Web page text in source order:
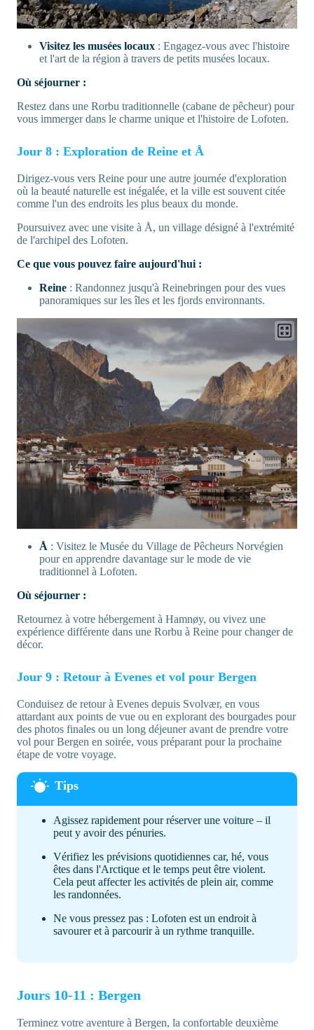
Visitez les musées locaux : Engagez-vous avec l'histoire
et l'art de la région à travers de petits musées locaux.
Où séjourner :
Restez dans une Rorbu traditionnelle (cabane de pêcheur) pour
vous immerger dans le charme unique et l'histoire de Lofoten.
Jour 8 : Exploration de Reine et Å
Dirigez-vous vers Reine pour une autre journée d'exploration
où la beauté naturelle est inégalée, et la ville est souvent citée
comme l'un des endroits les plus beaux du monde.
Poursuivez avec une visite à Å, un village désigné à l'extrémité
de l'archipel des Lofoten.
Ce que vous pouvez faire aujourd'hui :
Reine : Randonnez jusqu'à Reinebringen pour des vues
panoramiques sur les îles et les fjords environnants.
Å : Visitez le Musée du Village de Pêcheurs Norvégien
pour en apprendre davantage sur le mode de vie
traditionnel à Lofoten.
Où séjourner :
Retournez à votre hébergement à Hamnøy, ou vivez une
expérience différente dans une Rorbu à Reine pour changer de
décor.
Jour 9 : Retour à Evenes et vol pour Bergen
Conduisez de retour à Evenes depuis Svolvær, en vous
attardant aux points de vue ou en explorant des bourgades pour
des photos finales ou un long déjeuner avant de prendre votre
vol pour Bergen en soirée, vous préparant pour la prochaine
étape de votre voyage.
Agissez rapidement pour réserver une voiture – il
peut y avoir des pénuries.
Vérifiez les prévisions quotidiennes car, hé, vous
êtes dans l'Arctique et le temps peut être violent.
Cela peut affecter les activités de plein air, comme
les randonnées.
Ne vous pressez pas : Lofoten est un endroit à
savourer et à parcourir à un rythme tranquille.
Jours 10-11 : Bergen
Terminez votre aventure à Bergen, la confortable deuxième